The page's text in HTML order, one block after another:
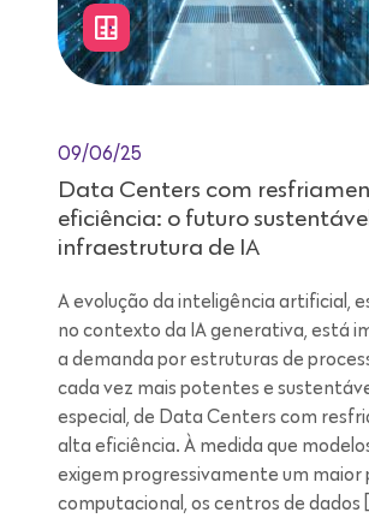
09/06/25
Data Centers com
eficiência: o futuro
infraestrutura de IA
A evolução da inteligência artificial,
no contexto da IA generativa, está
a demanda por estruturas de
cada vez mais potentes e
especial, de Data Centers com
alta eficiência. À medida que
exigem progressivamente um maior
computacional, os centros de dados